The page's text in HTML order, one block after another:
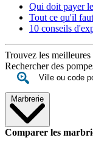
Qui doit payer
Tout ce qu'il
10 conseils
Trouvez les
Rechercher des
Marbrerie
Comparer les